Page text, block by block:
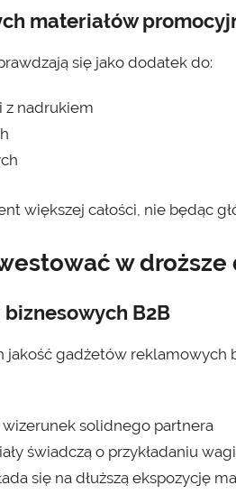
materiałów
się jako dodatek do:
z nadrukiem
większej całości, nie będąc
w droższe
B2B
jakość gadżetów reklamowych
solidnego partnera
świadczą o przykładaniu
się na dłuższą ekspozycję